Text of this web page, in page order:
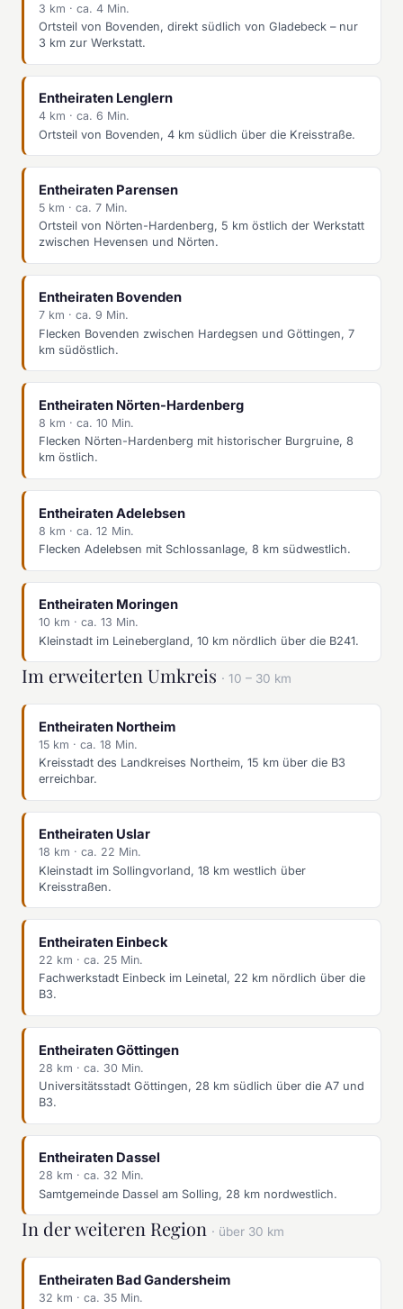
3 km · ca. 4 Min.
Ortsteil von Bovenden, direkt südlich von Gladebeck – nur
3 km zur Werkstatt.
Entheiraten Lenglern
4 km · ca. 6 Min.
Ortsteil von Bovenden, 4 km südlich über die Kreisstraße.
Entheiraten Parensen
5 km · ca. 7 Min.
Ortsteil von Nörten-Hardenberg, 5 km östlich der Werkstatt
zwischen Hevensen und Nörten.
Entheiraten Bovenden
7 km · ca. 9 Min.
Flecken Bovenden zwischen Hardegsen und Göttingen, 7
km südöstlich.
Entheiraten Nörten-Hardenberg
8 km · ca. 10 Min.
Flecken Nörten-Hardenberg mit historischer Burgruine, 8
km östlich.
Entheiraten Adelebsen
8 km · ca. 12 Min.
Flecken Adelebsen mit Schlossanlage, 8 km südwestlich.
Entheiraten Moringen
10 km · ca. 13 Min.
Kleinstadt im Leinebergland, 10 km nördlich über die B241.
Im erweiterten Umkreis · 10 – 30 km
Entheiraten Northeim
15 km · ca. 18 Min.
Kreisstadt des Landkreises Northeim, 15 km über die B3
erreichbar.
Entheiraten Uslar
18 km · ca. 22 Min.
Kleinstadt im Sollingvorland, 18 km westlich über
Kreisstraßen.
Entheiraten Einbeck
22 km · ca. 25 Min.
Fachwerkstadt Einbeck im Leinetal, 22 km nördlich über die
B3.
Entheiraten Göttingen
28 km · ca. 30 Min.
Universitätsstadt Göttingen, 28 km südlich über die A7 und
B3.
Entheiraten Dassel
28 km · ca. 32 Min.
Samtgemeinde Dassel am Solling, 28 km nordwestlich.
In der weiteren Region · über 30 km
Entheiraten Bad Gandersheim
32 km · ca. 35 Min.